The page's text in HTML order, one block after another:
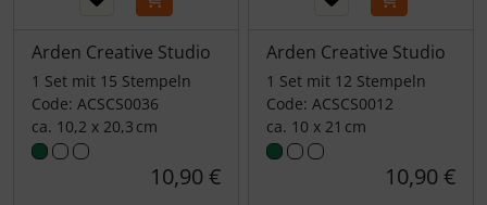
Arden Creative Studio
1 Set mit 15 Stempeln
Code: ACSCS0036
ca. 10,2 x 20,3 cm
10,90 €
Arden Creative Studio
1 Set mit 12 Stempeln
Code: ACSCS0012
ca. 10 x 21 cm
10,90 €